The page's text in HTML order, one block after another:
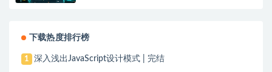
下载热度排行榜
1 深入浅出JavaScript设计模式 | 完结